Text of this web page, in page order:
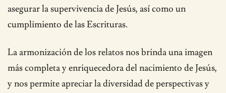
asegurar la supervivencia de Jesús, así como un
cumplimiento de las Escrituras.
La armonización de los relatos nos brinda una imagen
más completa y enriquecedora del nacimiento de Jesús,
y nos permite apreciar la diversidad de perspectivas y